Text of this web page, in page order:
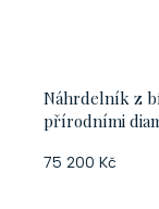
Náhrdelník z
přírodními
75 200 Kč